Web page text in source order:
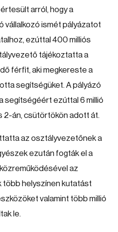
arról, hogy a
ismét pályázatot
ezúttal 400 milliós
tájékoztatta a
férfit, aki megkereste a
segítségüket. A pályázó
segítségéért ezúttal 6 millió
2-án, csütörtökön adott át.
az osztályvezetőnek a
ezután fogták el a
az
több helyszínen kutatást
valamint több millió
le.